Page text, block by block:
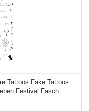
Tattoos Fake Tattoos
Festival Fasch ...